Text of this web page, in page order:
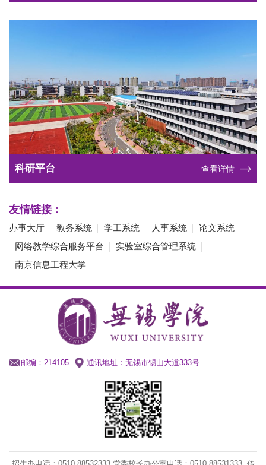
查看详情
科研平台
友情链接：
办事大厅 教务系统 学工系统 人事系统
论文系统
网络教学综合服务平台
实验室综合管理系统
南京信息工程大学
邮编：214105 通讯地址：无锡市锡山大道333号